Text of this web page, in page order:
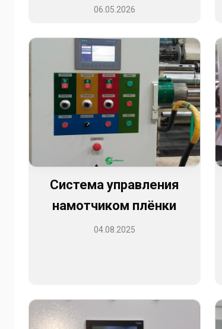
06.05.2026
Система управления
намотчиком плёнки
04.08.2025